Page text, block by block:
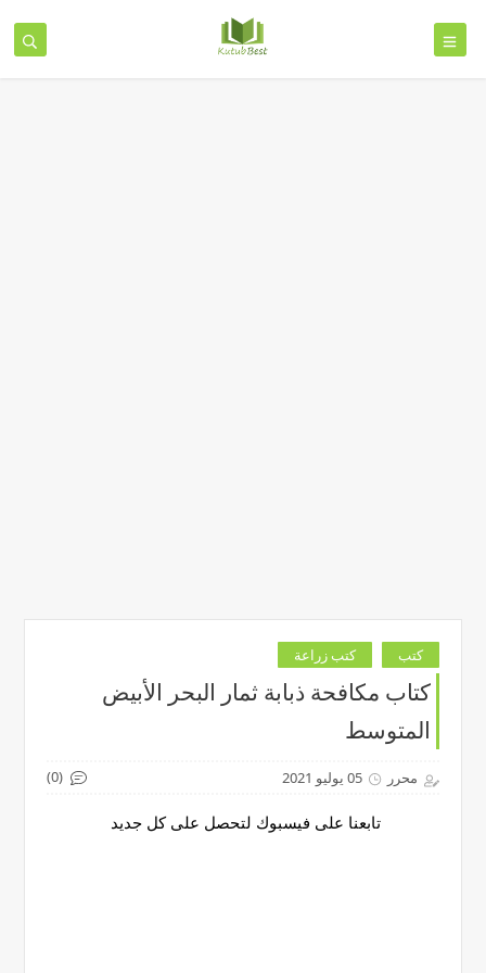
كتب كتب زراعة
كتاب مكافحة ذبابة ثمار البحر الأبيض
المتوسط
محرر 05 يوليو 2021 (0)
تابعنا على فيسبوك لتحصل على كل جديد